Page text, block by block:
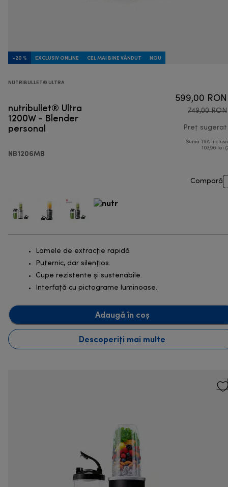
-20 % EXCLUSIV ONLINE CEL MAI BINE VÂNDUT NOU
NUTRIBULLET® ULTRA
nutribullet® Ultra
1200W - Blender
personal
NB1206MB
599,00 RON
749,00 RON
Preț sugerat
Sumă TVA
103,96 lei
Compară
Lamele de extracție rapidă
Puternic, dar silențios.
Cupe rezistente și sustenabile.
Interfață cu pictograme luminoase.
Adaugă în coș
Descoperiți mai multe